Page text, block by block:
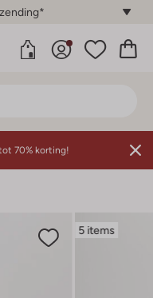
70% korting!
5 items